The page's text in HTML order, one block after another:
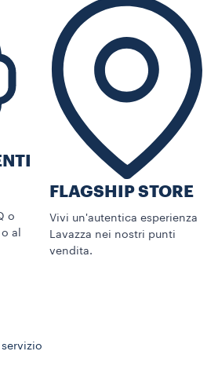
o
al
FLAGSHIP STORE
Vivi un'autentica esperienza
Lavazza nei nostri punti
vendita.